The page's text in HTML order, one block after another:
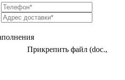
Прикрепить файл (doc.,